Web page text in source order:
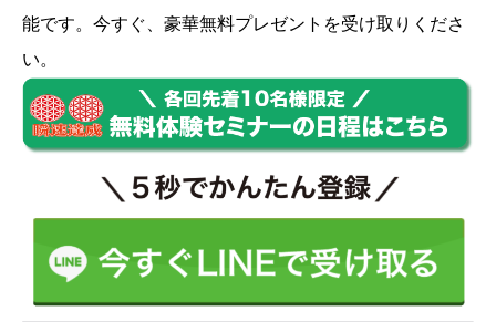
能です。今すぐ、豪華無料プレゼントを受け取りくださ
い。